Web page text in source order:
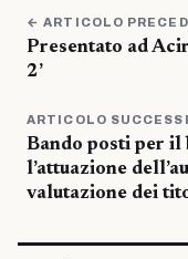
← ARTICOLO
Presentato ad
2’
ARTICOLO
Bando posti per
l’attuazione
valutazione dei